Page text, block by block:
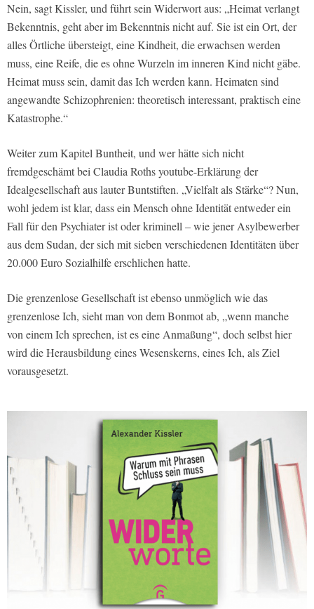
Nein, sagt Kissler, und führt sein Widerwort aus: „Heimat verlangt
Bekenntnis, geht aber im Bekenntnis nicht auf. Sie ist ein Ort, der
alles Örtliche übersteigt, eine Kindheit, die erwachsen werden
muss, eine Reife, die es ohne Wurzeln im inneren Kind nicht gäbe.
Heimat muss sein, damit das Ich werden kann. Heimaten sind
angewandte Schizophrenien: theoretisch interessant, praktisch eine
Katastrophe.“
Weiter zum Kapitel Buntheit, und wer hätte sich nicht
fremdgeschämt bei Claudia Roths youtube-Erklärung der
Idealgesellschaft aus lauter Buntstiften. „Vielfalt als Stärke“? Nun,
wohl jedem ist klar, dass ein Mensch ohne Identität entweder ein
Fall für den Psychiater ist oder kriminell – wie jener Asylbewerber
aus dem Sudan, der sich mit sieben verschiedenen Identitäten über
20.000 Euro Sozialhilfe erschlichen hatte.
Die grenzenlose Gesellschaft ist ebenso unmöglich wie das
grenzenlose Ich, sieht man von dem Bonmot ab, „wenn manche
von einem Ich sprechen, ist es eine Anmaßung“, doch selbst hier
wird die Herausbildung eines Wesenskerns, eines Ich, als Ziel
vorausgesetzt.